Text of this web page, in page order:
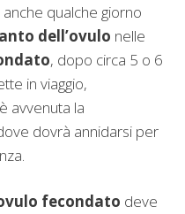
anche qualche giorno
dell’ovulo nelle
, dopo circa 5 o 6
in viaggio,
avvenuta la
dovrà annidarsi per
fecondato deve